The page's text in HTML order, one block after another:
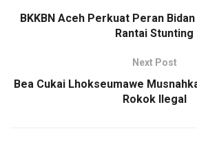
BKKBN Aceh Perkuat Peran
Rantai Stunting
Next Post
Bea Cukai Lhokseumawe
Rokok Ilegal